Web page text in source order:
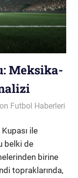
Meksika-
Futbol Haberleri
ile
belki de
birine
topraklarında,